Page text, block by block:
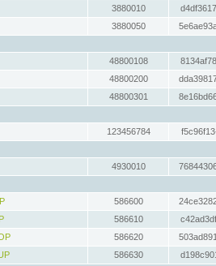
3880010
3880050
48800108
48800200
48800301
123456784
4930010
586600
586610
586620
586630